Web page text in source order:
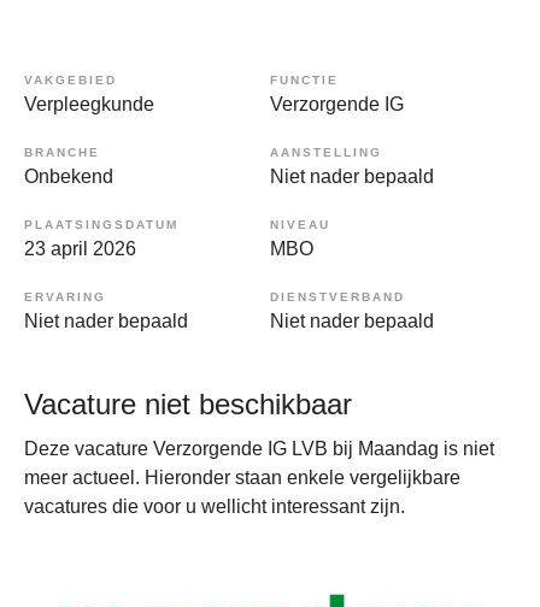
VAKGEBIED
Verpleegkunde
FUNCTIE
Verzorgende IG
BRANCHE
Onbekend
AANSTELLING
Niet nader bepaald
PLAATSINGSDATUM
23 april 2026
NIVEAU
MBO
ERVARING
Niet nader bepaald
DIENSTVERBAND
Niet nader bepaald
Vacature niet beschikbaar
Deze vacature Verzorgende IG LVB bij Maandag is niet
meer actueel. Hieronder staan enkele vergelijkbare
vacatures die voor u wellicht interessant zijn.